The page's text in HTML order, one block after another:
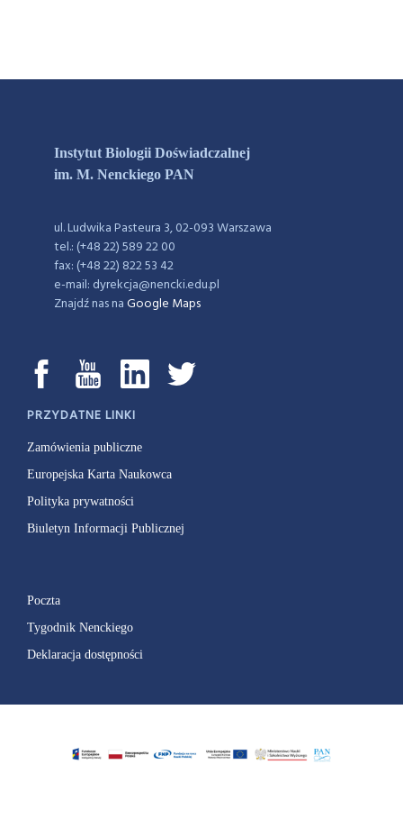
Instytut Biologii Doświadczalnej
im. M. Nenckiego PAN
ul. Ludwika Pasteura 3, 02-093 Warszawa
tel.: (+48 22) 589 22 00
fax: (+48 22) 822 53 42
e-mail: dyrekcja@nencki.edu.pl
Znajdź nas naGoogle Maps
PRZYDATNE LINKI
Zamówienia publiczne
Europejska Karta Naukowca
Polityka prywatności
Biuletyn Informacji Publicznej
Poczta
Tygodnik Nenckiego
Deklaracja dostępności